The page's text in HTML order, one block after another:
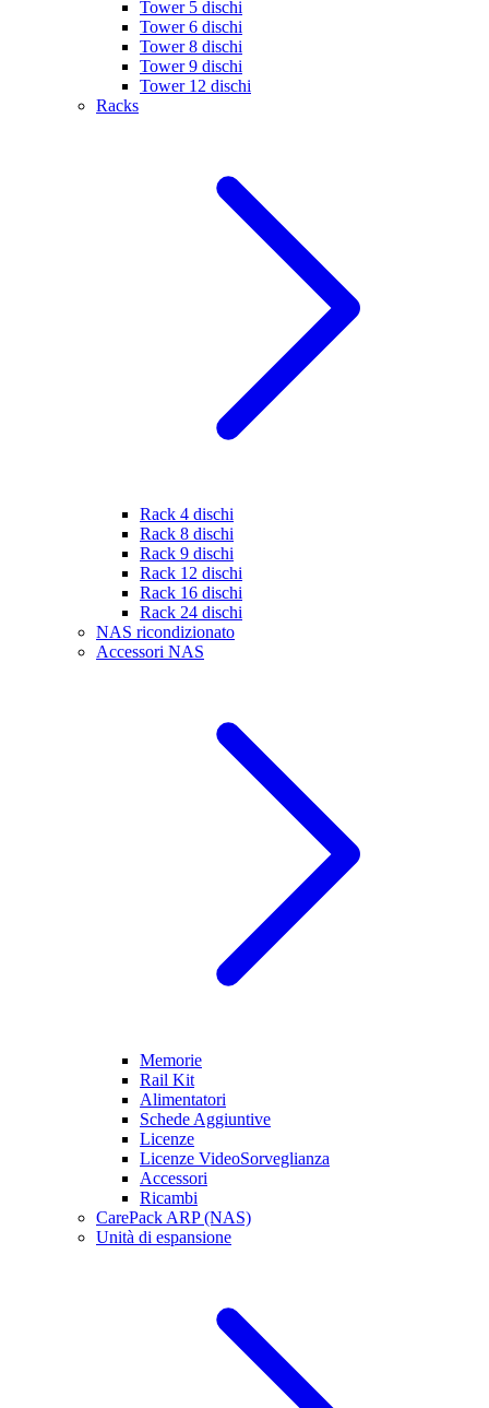
Tower 5 dischi
Tower 6 dischi
Tower 8 dischi
Tower 9 dischi
Tower 12 dischi
Racks
Rack 4 dischi
Rack 8 dischi
Rack 9 dischi
Rack 12 dischi
Rack 16 dischi
Rack 24 dischi
NAS ricondizionato
Accessori NAS
Memorie
Rail Kit
Alimentatori
Schede Aggiuntive
Licenze
Licenze VideoSorveglianza
Accessori
Ricambi
CarePack ARP (NAS)
Unità di espansione